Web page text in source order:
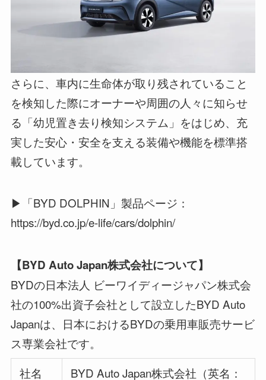
さらに、車内に生命体が取り残されていること
を検知した際にオーナーや周囲の人々に知らせ
る「幼児置き去り検知システム」をはじめ、充
実した安心・安全を支える装備や機能を標準搭
載しています。
▶「BYD DOLPHIN」製品ページ：
https://byd.co.jp/e-life/cars/dolphin/
【BYD Auto Japan株式会社について】
BYDの日本法人 ビーワイディージャパン株式会
社の100%出資子会社として設立したBYD Auto
Japanは、日本におけるBYDの乗用車販売サービ
ス専業会社です。
社名
BYD Auto Japan株式会社（英名：